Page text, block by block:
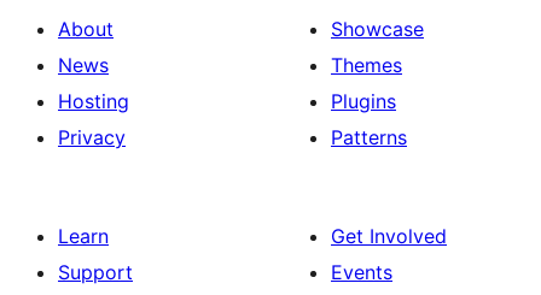
About
News
Hosting
Privacy
Showcase
Themes
Plugins
Patterns
Learn
Support
Get Involved
Events